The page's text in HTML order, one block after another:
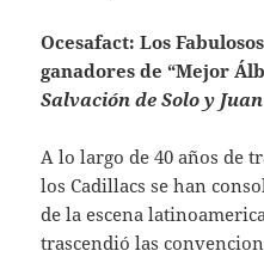
Ocesafact: Los
ganadores de “Mejor
Salvación de Solo y Juan
A lo largo de 40 años de
los Cadillacs se han
de la escena
trascendió las